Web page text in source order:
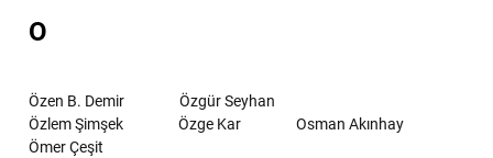
O
Özen B. Demir
Özgür Seyhan
Özlem Şimşek
Özge Kar
Osman Akınhay
Ömer Çeşit